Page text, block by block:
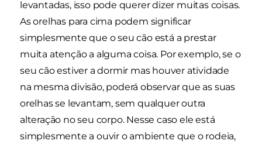
levantadas, isso pode querer dizer muitas coisas.
As orelhas para cima podem significar
simplesmente que o seu cão está a prestar
muita atenção a alguma coisa. Por exemplo, se o
seu cão estiver a dormir mas houver atividade
na mesma divisão, poderá observar que as suas
orelhas se levantam, sem qualquer outra
alteração no seu corpo. Nesse caso ele está
simplesmente a ouvir o ambiente que o rodeia,